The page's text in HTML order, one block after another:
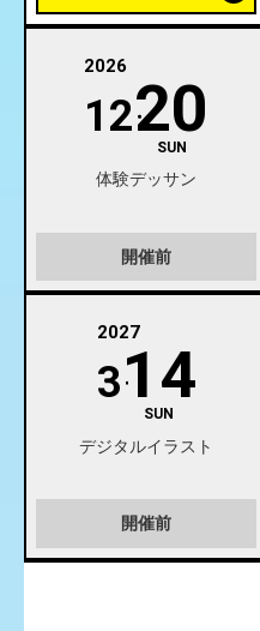
2026
1220
SUN
体験デッサン
開催前
2027
314
SUN
デジタルイラスト
開催前